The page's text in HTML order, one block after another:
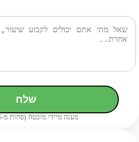
שלח
מענה מיידי מובטח (פחות מ-24 שעות)